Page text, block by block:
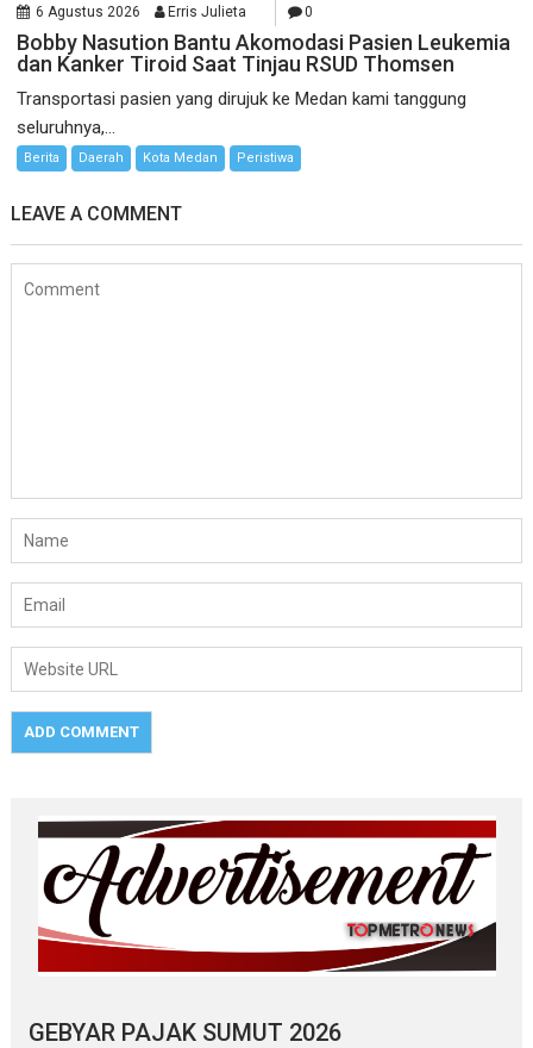
6 Agustus 2026 Erris Julieta 0
Bobby Nasution Bantu Akomodasi Pasien Leukemia
dan Kanker Tiroid Saat Tinjau RSUD Thomsen
Transportasi pasien yang dirujuk ke Medan kami tanggung
seluruhnya,...
Berita Daerah Kota Medan Peristiwa
LEAVE A COMMENT
GEBYAR PAJAK SUMUT 2026